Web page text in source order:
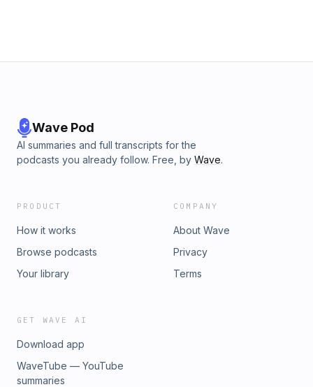
Wave Pod
AI summaries and full transcripts for the
podcasts you already follow. Free, by Wave.
PRODUCT
How it works
Browse podcasts
Your library
COMPANY
About Wave
Privacy
Terms
GET WAVE AI
Download app
WaveTube — YouTube
summaries